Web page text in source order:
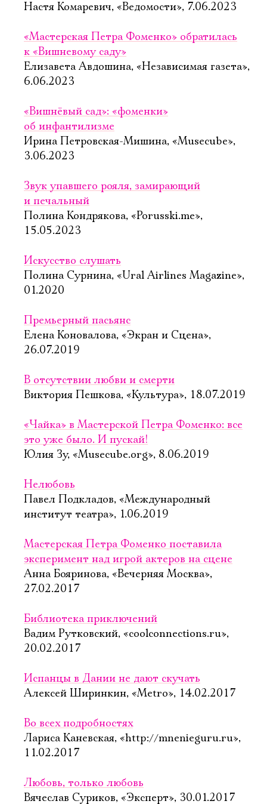
Настя Комаревич, «Ведомости», 7.06.2023
«Мастерская Петра Фоменко» обратилась
к «Вишневому саду»
Елизавета Авдошина, «Независимая газета»,
6.06.2023
«Вишнёвый сад»: «фоменки»
об инфантилизме
Ирина Петровская-Мишина, «Musecube»,
3.06.2023
Звук упавшего рояля, замирающий
и печальный
Полина Кондрякова, «Porusski.me»,
15.05.2023
Искусство слушать
Полина Сурнина, «Ural Airlines Magazine»,
01.2020
Премьерный пасьянс
Елена Коновалова, «Экран и Сцена»,
26.07.2019
В отсутствии любви и смерти
Виктория Пешкова, «Культура», 18.07.2019
«Чайка» в Мастерской Петра Фоменко: все
это уже было. И пускай!
Юлия Зу, «Musecube.org», 8.06.2019
Нелюбовь
Павел Подкладов, «Международный
институт театра», 1.06.2019
Мастерская Петра Фоменко поставила
эксперимент над игрой актеров на сцене
Анна Бояринова, «Вечерняя Москва»,
27.02.2017
Библиотека приключений
Вадим Рутковский, «coolconnections.ru»,
20.02.2017
Испанцы в Дании не дают скучать
Алексей Ширинкин, «Metro», 14.02.2017
Во всех подробностях
Лариса Каневская, «http://mnenieguru.ru»,
11.02.2017
Любовь, только любовь
Вячеслав Суриков, «Эксперт», 30.01.2017